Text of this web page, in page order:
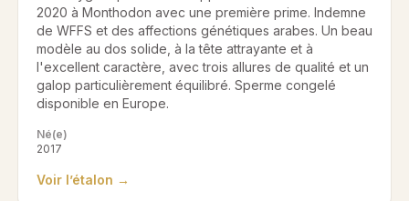
2020 à Monthodon avec une première prime. Indemne
de WFFS et des affections génétiques arabes. Un beau
modèle au dos solide, à la tête attrayante et à
l'excellent caractère, avec trois allures de qualité et un
galop particulièrement équilibré. Sperme congelé
disponible en Europe.
Né(e)
2017
Voir l’étalon →